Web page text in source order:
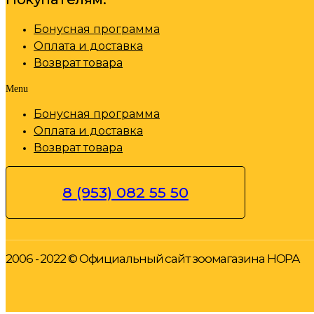
Бонусная программа
Оплата и доставка
Возврат товара
Menu
Бонусная программа
Оплата и доставка
Возврат товара
8 (953) 082 55 50
2006 - 2022 © Официальный сайт зоомагазина НОРА